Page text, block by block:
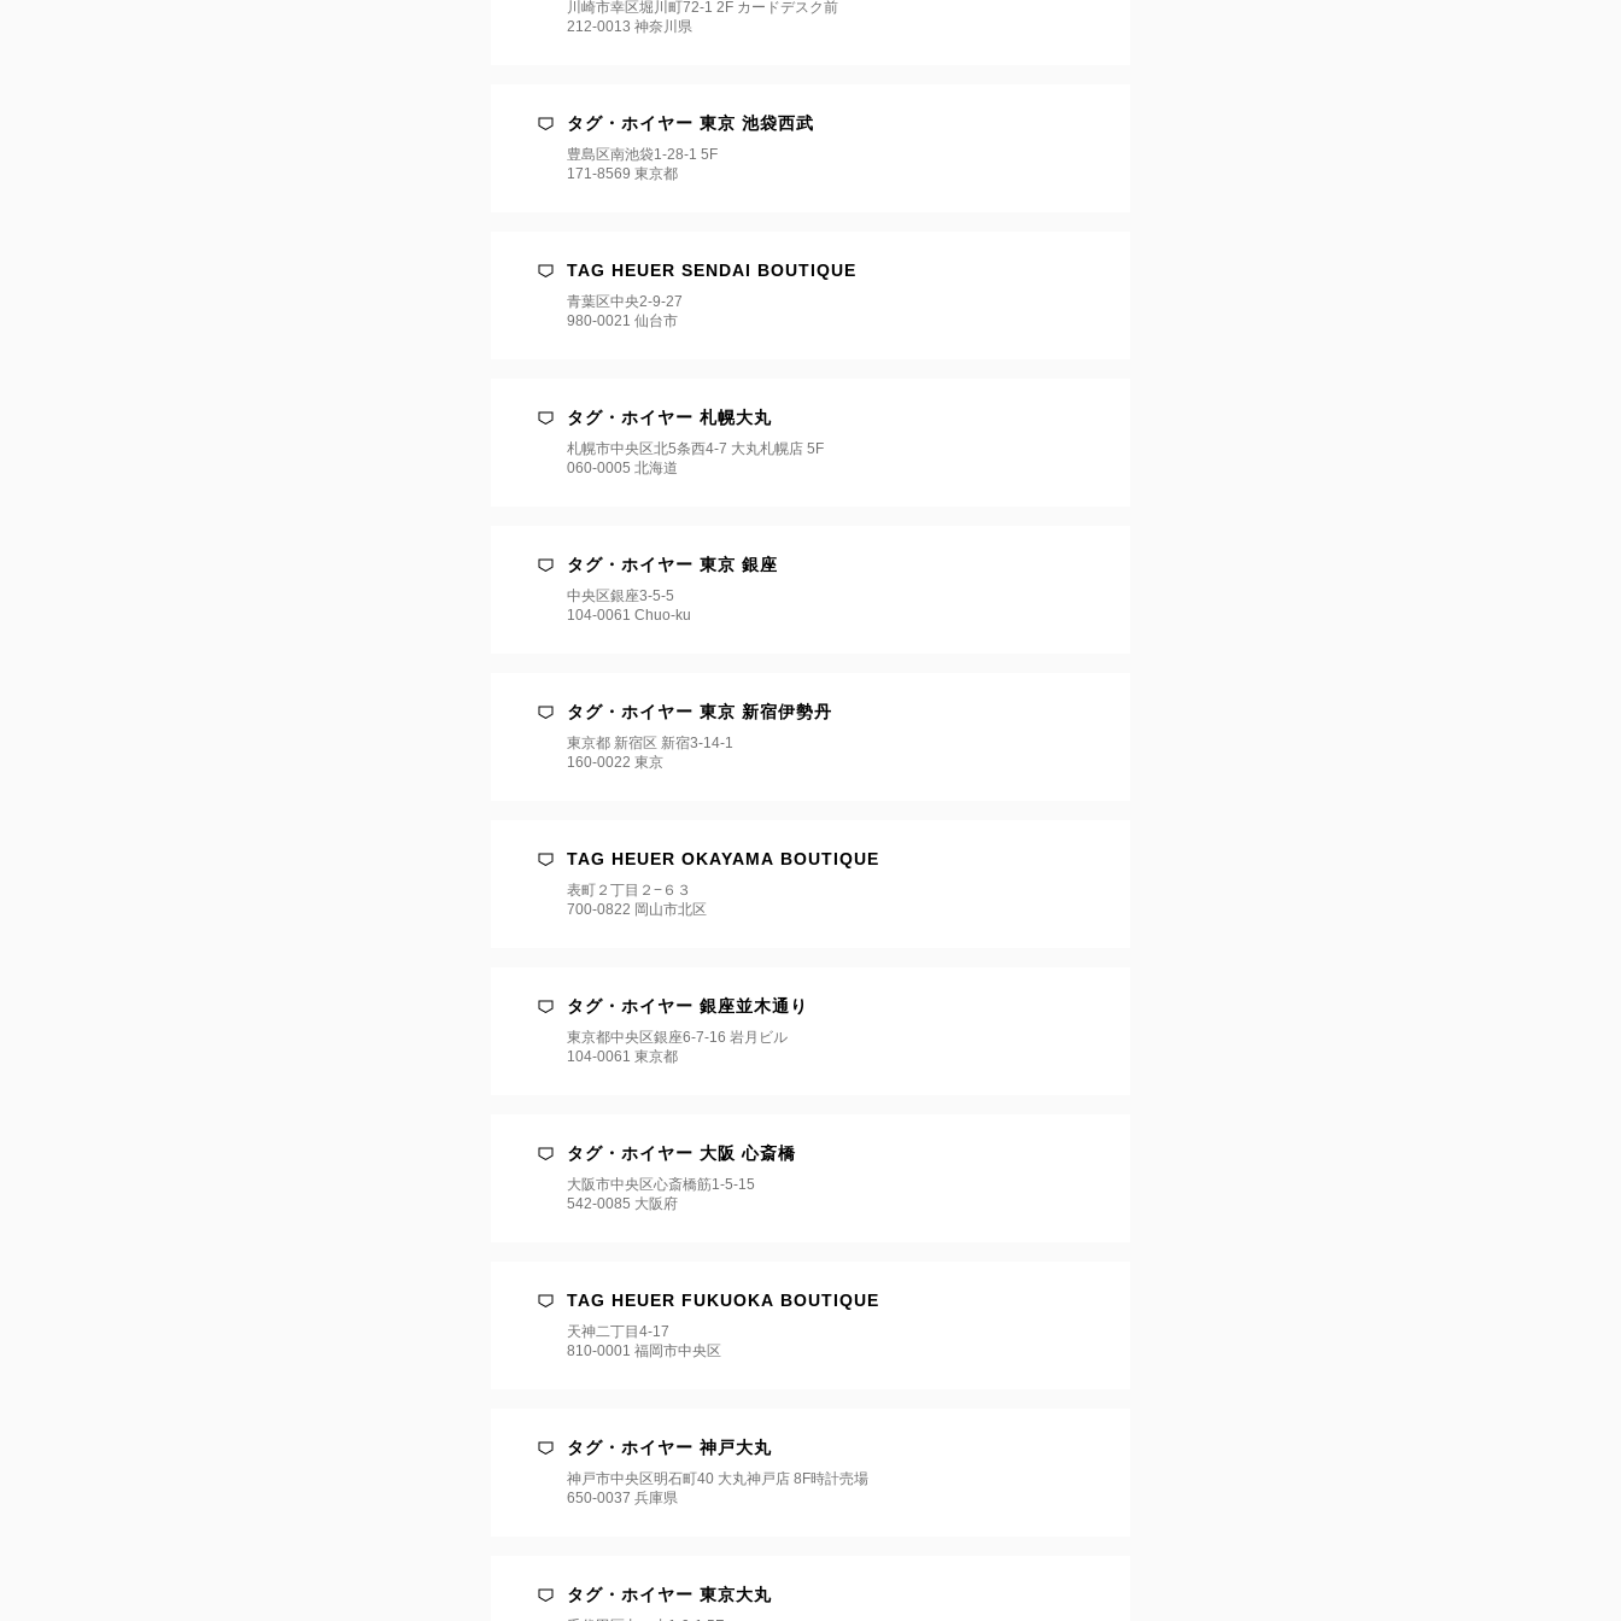
川崎市幸区堀川町72-1 2F カードデスク前
212-0013 神奈川県
タグ・ホイヤー 東京 池袋西武
豊島区南池袋1-28-1 5F
171-8569 東京都
TAG HEUER SENDAI BOUTIQUE
青葉区中央2-9-27
980-0021 仙台市
タグ・ホイヤー 札幌大丸
札幌市中央区北5条西4-7 大丸札幌店 5F
060-0005 北海道
タグ・ホイヤー 東京 銀座
中央区銀座3-5-5
104-0061 Chuo-ku
タグ・ホイヤー 東京 新宿伊勢丹
東京都 新宿区 新宿3‐14‐1
160-0022 東京
TAG HEUER OKAYAMA BOUTIQUE
表町２丁目２−６３
700-0822 岡山市北区
タグ・ホイヤー 銀座並木通り
東京都中央区銀座6-7-16 岩月ビル
104-0061 東京都
タグ・ホイヤー 大阪 心斎橋
大阪市中央区心斎橋筋1-5-15
542-0085 大阪府
TAG HEUER FUKUOKA BOUTIQUE
天神二丁目4-17
810-0001 福岡市中央区
タグ・ホイヤー 神戸大丸
神戸市中央区明石町40 大丸神戸店 8F時計売場
650-0037 兵庫県
タグ・ホイヤー 東京大丸